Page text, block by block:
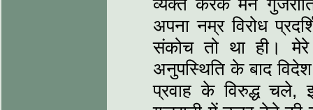
व्यक्त करके मैंने
अपना नम्र विरोध
संकोच तो था ही।
अनुपस्थिति के बाद
प्रवाह के विरुद्ध चले,